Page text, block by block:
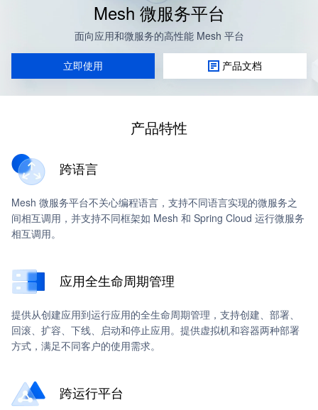
Mesh 微服务平台
面向应用和微服务的高性能 Mesh 平台
立即使用
产品文档
产品特性
跨语言
Mesh 微服务平台不关心编程语言，支持不同语言实现的微服务之
间相互调用，并支持不同框架如 Mesh 和 Spring Cloud 运行微服务
相互调用。
应用全生命周期管理
提供从创建应用到运行应用的全生命周期管理，支持创建、部署、
回滚、扩容、下线、启动和停止应用。提供虚拟机和容器两种部署
方式，满足不同客户的使用需求。
跨运行平台